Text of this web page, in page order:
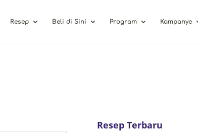
Resep Beli di Sini Program Kampanye
Resep Terbaru